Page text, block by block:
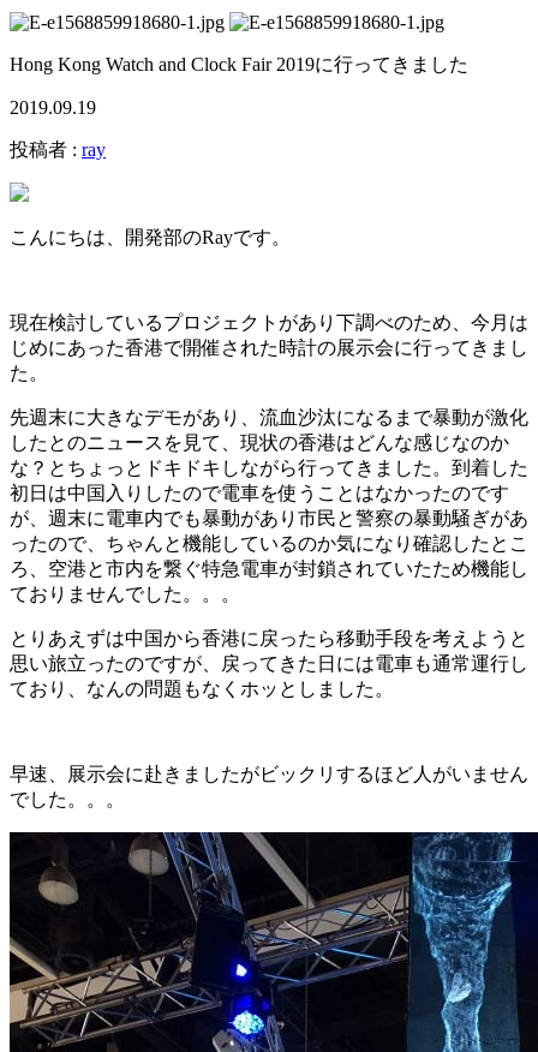
Hong Kong Watch and Clock Fair 2019に行ってきました
2019.09.19
投稿者 : ray
こんにちは、開発部のRayです。
現在検討しているプロジェクトがあり下調べのため、今月は
じめにあった香港で開催された時計の展示会に行ってきまし
た。
先週末に大きなデモがあり、流血沙汰になるまで暴動が激化
したとのニュースを見て、現状の香港はどんな感じなのか
な？とちょっとドキドキしながら行ってきました。到着した
初日は中国入りしたので電車を使うことはなかったのです
が、週末に電車内でも暴動があり市民と警察の暴動騒ぎがあ
ったので、ちゃんと機能しているのか気になり確認したとこ
ろ、空港と市内を繋ぐ特急電車が封鎖されていたため機能し
ておりませんでした。。。
とりあえずは中国から香港に戻ったら移動手段を考えようと
思い旅立ったのですが、戻ってきた日には電車も通常運行し
ており、なんの問題もなくホッとしました。
早速、展示会に赴きましたがビックリするほど人がいません
でした。。。